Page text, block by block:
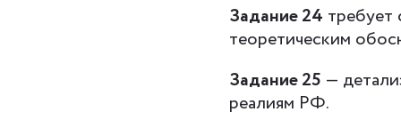
Задание 24 требует
теоретическим
Задание 25 —
реалиям РФ.